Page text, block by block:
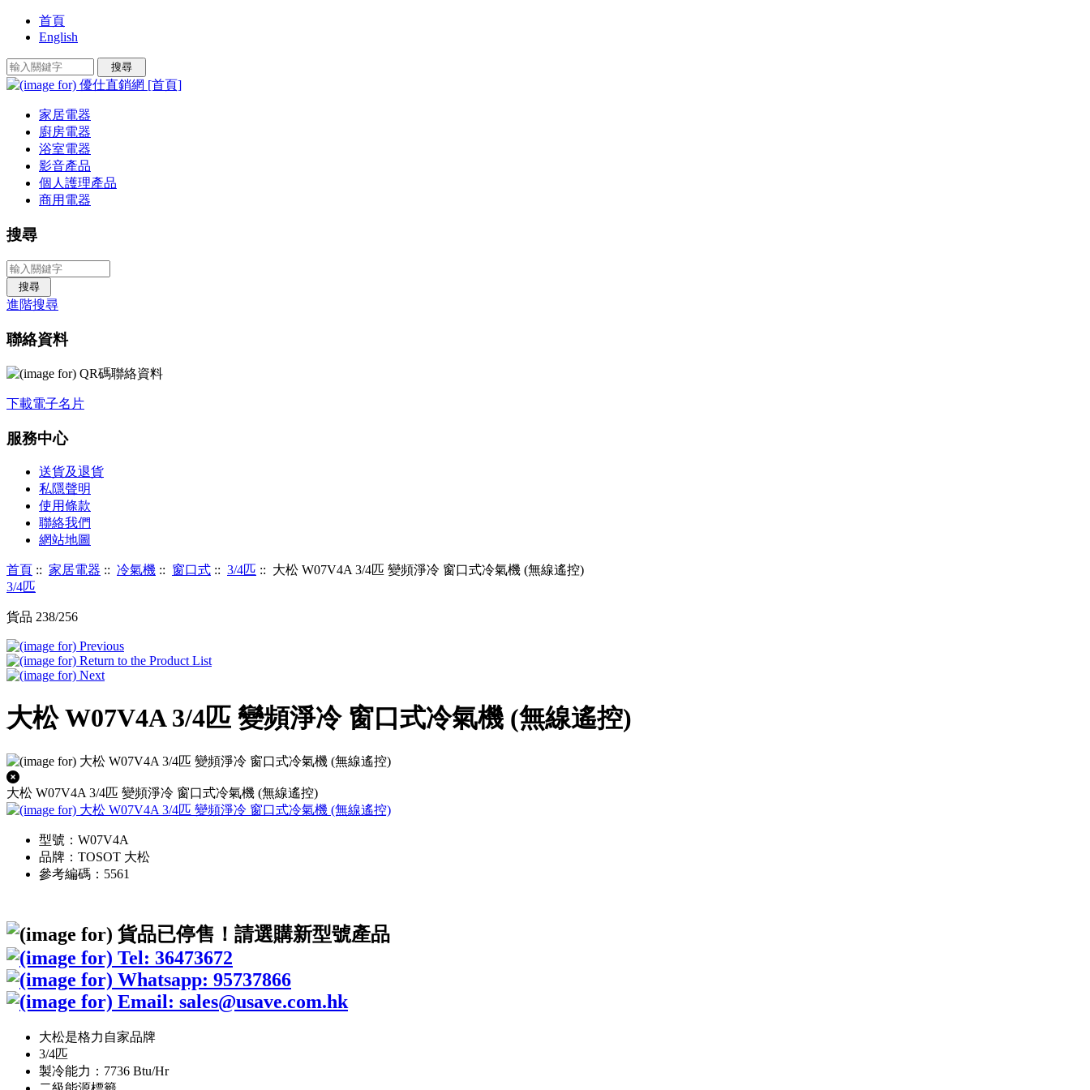
首頁
English
家居電器
廚房電器
浴室電器
影音產品
個人護理產品
商用電器
搜尋
進階搜尋
聯絡資料
下載電子名片
服務中心
送貨及退貨
私隱聲明
使用條款
聯絡我們
網站地圖
首頁 :: 家居電器 :: 冷氣機 :: 窗口式 :: 3/4匹 :: 大松 W07V4A 3/4匹 變頻淨冷 窗口式冷氣機 (無線遙控)
3/4匹
貨品 238/256
大松 W07V4A 3/4匹 變頻淨冷 窗口式冷氣機 (無線遙控)
大松 W07V4A 3/4匹 變頻淨冷 窗口式冷氣機 (無線遙控)
型號：W07V4A
品牌：TOSOT 大松
參考編碼：5561
大松是格力自家品牌
3/4匹
製冷能力：7736 Btu/Hr